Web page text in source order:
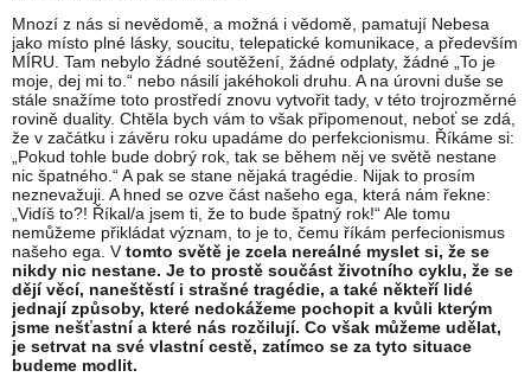
Mnozí z nás si nevědomě, a možná i vědomě, pamatují Nebesa
jako místo plné lásky, soucitu, telepatické komunikace, a především
MÍRU. Tam nebylo žádné soutěžení, žádné odplaty, žádné „To je
moje, dej mi to.“ nebo násilí jakéhokoli druhu. A na úrovni duše se
stále snažíme toto prostředí znovu vytvořit tady, v této trojrozměrné
rovině duality. Chtěla bych vám to však připomenout, neboť se zdá,
že v začátku i závěru roku upadáme do perfekcionismu. Říkáme si:
„Pokud tohle bude dobrý rok, tak se během něj ve světě nestane
nic špatného.“ A pak se stane nějaká tragédie. Nijak to prosím
neznevažuji. A hned se ozve část našeho ega, která nám řekne:
„Vidíš to?! Říkal/a jsem ti, že to bude špatný rok!“ Ale tomu
nemůžeme přikládat význam, to je to, čemu říkám perfecionismus
našeho ega. V tomto světě je zcela nereálné myslet si, že se
nikdy nic nestane. Je to prostě součást životního cyklu, že se
dějí věcí, naneštěstí i strašné tragédie, a také někteří lidé
jednají způsoby, které nedokážeme pochopit a kvůli kterým
jsme nešťastní a které nás rozčilují. Co však můžeme udělat,
je setrvat na své vlastní cestě, zatímco se za tyto situace
budeme modlit.